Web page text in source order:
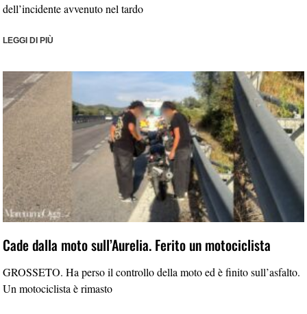
dell’incidente avvenuto nel tardo
LEGGI DI PIÙ
Cade dalla moto sull’Aurelia. Ferito un motociclista
GROSSETO. Ha perso il controllo della moto ed è finito sull’asfalto.
Un motociclista è rimasto